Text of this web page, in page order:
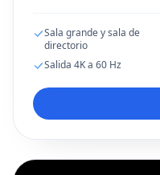
Sala grande y sala de
directorio
Salida 4K a 60 Hz